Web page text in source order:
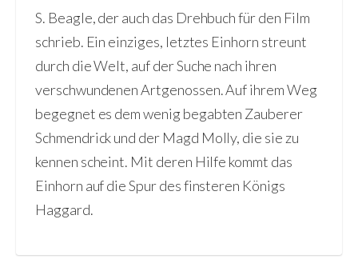
S. Beagle, der auch das Drehbuch für den Film
schrieb. Ein einziges, letztes Einhorn streunt
durch die Welt, auf der Suche nach ihren
verschwundenen Artgenossen. Auf ihrem Weg
begegnet es dem wenig begabten Zauberer
Schmendrick und der Magd Molly, die sie zu
kennen scheint. Mit deren Hilfe kommt das
Einhorn auf die Spur des finsteren Königs
Haggard.